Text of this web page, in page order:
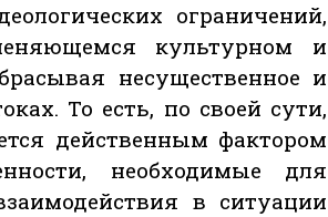
ограничений,
культурном и
несущественное и
То есть, по своей сути,
действенным фактором
необходимые для
в ситуации